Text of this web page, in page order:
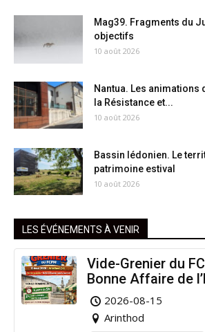
Mag39. Fragments du
objectifs
10 août 2026
Nantua. Les animations
la Résistance et...
10 août 2026
Bassin lédonien. Le
patrimoine estival
10 août 2026
LES ÉVÉNEMENTS À VENIR
Vide-Grenier du
Bonne Affaire de
Arinthod !
2026-08-15
Arinthod